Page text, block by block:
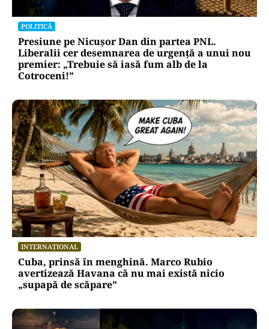
POLITICĂ
Presiune pe Nicușor Dan din partea PNL.
Liberalii cer desemnarea de urgență a unui nou
premier: „Trebuie să iasă fum alb de la
Cotroceni!”
INTERNAȚIONAL
Cuba, prinsă în menghină. Marco Rubio
avertizează Havana că nu mai există nicio
„supapă de scăpare”